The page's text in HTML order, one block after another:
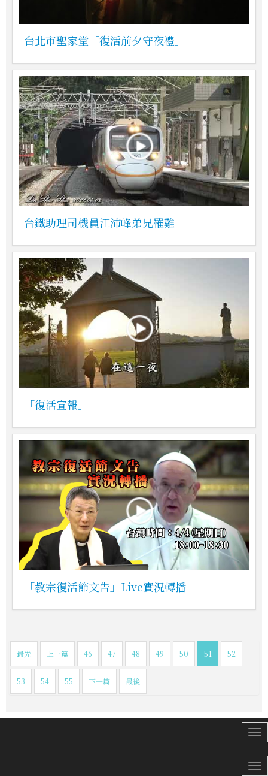
台北市聖家堂「復活前夕守夜禮」
台鐵助理司機員江沛峰弟兄罹難
「復活宣報」
「教宗復活節文告」Live實況轉播
最先 上一篇 46 47 48 49 50 51 52
53 54 55 下一篇 最後